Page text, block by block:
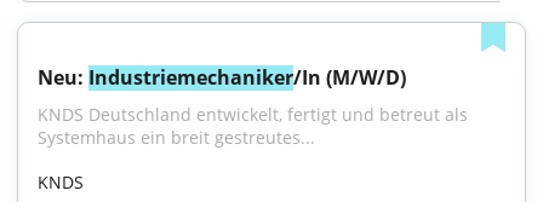
Neu: Industriemechaniker/In (M/W/D)
KNDS Deutschland entwickelt, fertigt und betreut als
Systemhaus ein breit gestreutes...
KNDS